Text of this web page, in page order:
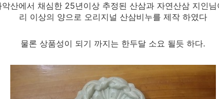
산에서 채심한 25년이상 추정된 산삼과 자연산삼 지인
리 이상의 양으로 오리지널 산삼비누를 제작 하였다
물론 상품성이 되기 까지는 한두달 소요 될듯 하다.